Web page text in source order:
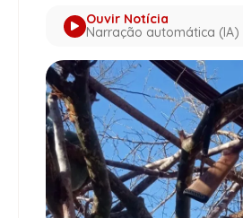
Ouvir Notícia
Narração automática (IA)